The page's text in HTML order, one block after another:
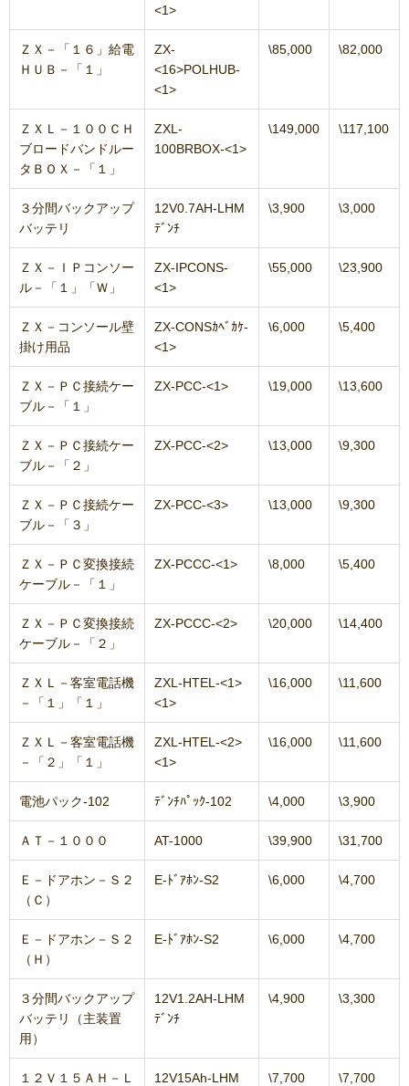
<1>
ＺＸ－「１６」給電
ＨＵＢ－「１」
ZX-
<16>POLHUB-
<1>
\85,000 \82,000
ＺＸＬ－１００ＣＨ
ブロードバンドルー
タＢＯＸ－「１」
ZXL-
100BRBOX-<1>
\149,000 \117,100
３分間バックアップ
バッテリ
12V0.7AH-LHM
ﾃﾞﾝﾁ
\3,900 \3,000
ＺＸ－ＩＰコンソー
ル－「１」「Ｗ」
ZX-IPCONS-
<1>
\55,000 \23,900
ＺＸ－コンソール壁
掛け用品
ZX-CONSｶﾍﾞｶｹ-
<1>
\6,000 \5,400
ＺＸ－ＰＣ接続ケー
ブル－「１」
ZX-PCC-<1> \19,000 \13,600
ＺＸ－ＰＣ接続ケー
ブル－「２」
ZX-PCC-<2> \13,000 \9,300
ＺＸ－ＰＣ接続ケー
ブル－「３」
ZX-PCC-<3> \13,000 \9,300
ＺＸ－ＰＣ変換接続
ケーブル－「１」
ZX-PCCC-<1> \8,000 \5,400
ＺＸ－ＰＣ変換接続
ケーブル－「２」
ZX-PCCC-<2> \20,000 \14,400
ＺＸＬ－客室電話機
－「１」「１」
ZXL-HTEL-<1>
<1>
\16,000 \11,600
ＺＸＬ－客室電話機
－「２」「１」
ZXL-HTEL-<2>
<1>
\16,000 \11,600
電池パック-102 ﾃﾞﾝﾁﾊﾟｯｸ-102 \4,000 \3,900
ＡＴ－１０００ AT-1000 \39,900 \31,700
Ｅ－ドアホン－Ｓ２
（Ｃ）
E-ﾄﾞｱﾎﾝ-S2 \6,000 \4,700
Ｅ－ドアホン－Ｓ２
（Ｈ）
E-ﾄﾞｱﾎﾝ-S2 \6,000 \4,700
３分間バックアップ
バッテリ（主装置
用）
12V1.2AH-LHM
ﾃﾞﾝﾁ
\4,900 \3,300
１２Ｖ１５ＡＨ－Ｌ
12V15Ah-LHM
\7,700 \7,700